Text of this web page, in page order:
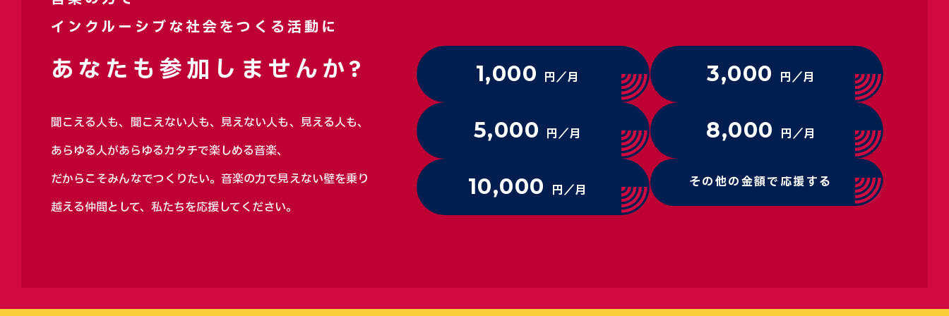
インクルーシブな社会をつくる活動に
あなたも参加しませんか?
聞こえる人も、聞こえない人も、見えない人も、見える人も、
あらゆる人があらゆるカタチで楽しめる音楽、
だからこそみんなでつくりたい。音楽の力で見えない壁を乗り
越える仲間として、私たちを応援してください。
1,000 円／月 3,000 円／月
5,000 円／月 8,000 円／月
10,000 円／月 その他の金額で応援する